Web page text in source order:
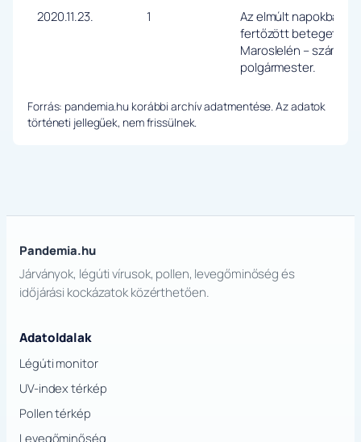
2020.11.23. 1
Az elmúlt napokban
fertőzött beteget
Maroslelén – számolt
polgármester.
Forrás: pandemia.hu korábbi archív adatmentése. Az adatok
történeti jellegűek, nem frissülnek.
Pandemia.hu
Járványok, légúti vírusok, pollen, levegőminőség és
időjárási kockázatok közérthetően.
Adatoldalak
Légúti monitor
UV-index térkép
Pollen térkép
Levegőminőség